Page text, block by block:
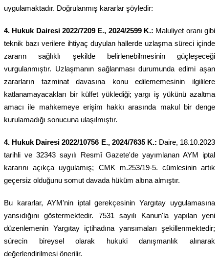
uygulamaktadır. Doğrulanmış kararlar şöyledir:
4. Hukuk Dairesi 2022/7209 E., 2024/2599 K.: Maluliyet oranı gibi
teknik bazı verilere ihtiyaç duyulan hallerde uzlaşma süreci içinde
zararın sağlıklı şekilde belirlenebilmesinin güçleşeceği
vurgulanmıştır. Uzlaşmanın sağlanması durumunda edimi aşan
zararların tazminat davasına konu edilememesinin ilgililere
katlanamayacakları bir külfet yüklediği; yargı iş yükünü azaltma
amacı ile mahkemeye erişim hakkı arasında makul bir denge
kurulamadığı sonucuna ulaşılmıştır.
4. Hukuk Dairesi 2022/10756 E., 2024/7635 K.: Daire, 18.10.2023
tarihli ve 32343 sayılı Resmî Gazete'de yayımlanan AYM iptal
kararını açıkça uygulamış; CMK m.253/19-5. cümlesinin artık
geçersiz olduğunu somut davada hüküm altına almıştır.
Bu kararlar, AYM'nin iptal gerekçesinin Yargıtay uygulamasına
yansıdığını göstermektedir. 7531 sayılı Kanun'la yapılan yeni
düzenlemenin Yargıtay içtihadına yansımaları şekillenmektedir;
sürecin bireysel olarak hukuki danışmanlık alınarak
değerlendirilmesi önerilir.